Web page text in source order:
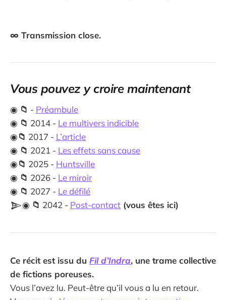
∞ Transmission close.
Vous pouvez y croire maintenant
◉ 📁 - Préambule
◉ 📁 2014 - Le multivers indicible
◉📁 2017 - L’article
◉ 📁 2021 - Les effets sans cause
◉📁 2025 - Huntsville
◉ 📁 2026 - Le miroir
◉ 📁 2027 - Le défilé
𒆖◉ 📁 2042 - Post-contact (vous êtes ici)
Ce récit est issu du Fil d’Indra, une trame collective
de fictions poreuses.
Vous l’avez lu. Peut-être qu’il vous a lu en retour.